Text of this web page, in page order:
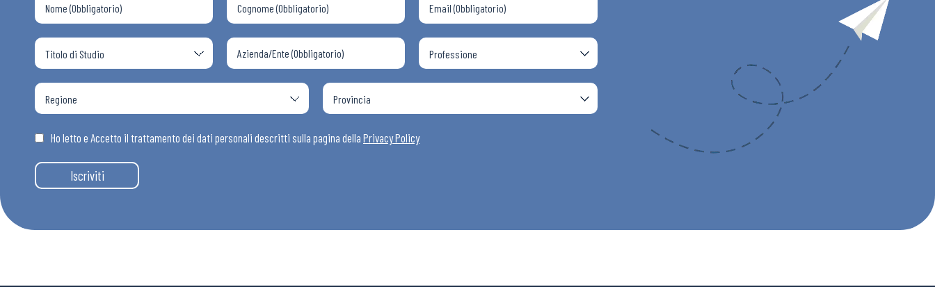
Bollettini ADAPT
Articoli
Osservatori
Ho letto e Accetto il trattamento dei dati personali descritti sulla pagina della Privacy Policy
Iscriviti